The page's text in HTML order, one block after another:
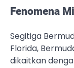
Fenomena
Segitiga
Florida,
dikaitkan